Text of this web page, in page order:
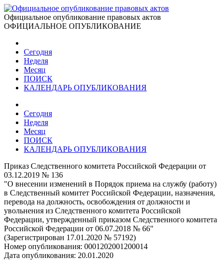
Официальное опубликование правовых актов
ОФИЦИАЛЬНОЕ ОПУБЛИКОВАНИЕ
Сегодня
Неделя
Месяц
ПОИСК
КАЛЕНДАРЬ ОПУБЛИКОВАНИЯ
Сегодня
Неделя
Месяц
ПОИСК
КАЛЕНДАРЬ ОПУБЛИКОВАНИЯ
Приказ Следственного комитета Российской Федерации от
03.12.2019 № 136
"О внесении изменений в Порядок приема на службу (работу)
в Следственный комитет Российской Федерации, назначения,
перевода на должность, освобождения от должности и
увольнения из Следственного комитета Российской
Федерации, утвержденный приказом Следственного комитета
Российской Федерации от 06.07.2018 № 66"
(Зарегистрирован 17.01.2020 № 57192)
Номер опубликования: 0001202001200014
Дата опубликования: 20.01.2020